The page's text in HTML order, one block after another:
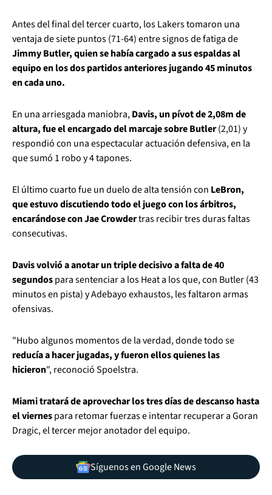
Antes del final del tercer cuarto, los Lakers tomaron una
ventaja de siete puntos (71-64) entre signos de fatiga de
Jimmy Butler, quien se había cargado a sus espaldas al
equipo en los dos partidos anteriores jugando 45 minutos
en cada uno.
En una arriesgada maniobra,Davis, un pívot de 2,08m de
altura, fue el encargado del marcaje sobre Butler(2,01) y
respondió con una espectacular actuación defensiva, en la
que sumó 1 robo y 4 tapones.
El último cuarto fue un duelo de alta tensión con LeBron,
que estuvo discutiendo todo el juego con los árbitros,
encarándose con Jae Crowdertras recibir tres duras faltas
consecutivas.
Davis volvió a anotar un triple decisivo a falta de 40
segundospara sentenciar a los Heat a los que, con Butler (43
minutos en pista) y Adebayo exhaustos, les faltaron armas
ofensivas.
"Hubo algunos momentos de la verdad, donde todo se
reducía a hacer jugadas, y fueron ellos quienes las
hicieron", reconoció Spoelstra.
Miami tratará de aprovechar los tres días de descanso hasta
el viernespara retomar fuerzas e intentar recuperar a Goran
Dragic, el tercer mejor anotador del equipo.
Síguenos en Google News